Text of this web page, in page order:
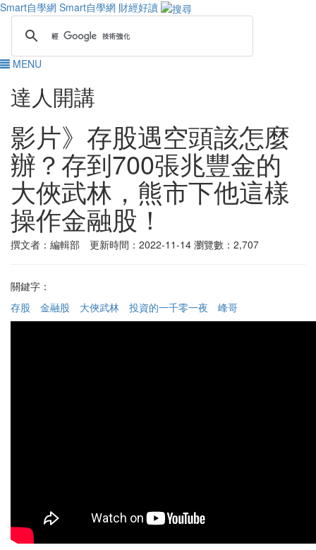
Smart自學網 Smart自學網 財經好讀
MENU
達人開講
影片》存股遇空頭該怎麼
辦？存到700張兆豐金的
大俠武林，熊市下他這樣
操作金融股！
撰文者：編輯部 更新時間：2022-11-14 瀏覽數：2,707
關鍵字：
存股
金融股 大俠武林 投資的一千零一夜 峰哥